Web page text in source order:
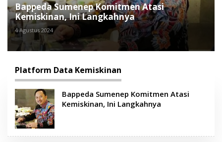
Bappeda Sumenep Komitmen Atasi
Kemiskinan, Ini Langkahnya
4 Agustus 2024
Platform Data Kemiskinan
Bappeda Sumenep Komitmen Atasi
Kemiskinan, Ini Langkahnya